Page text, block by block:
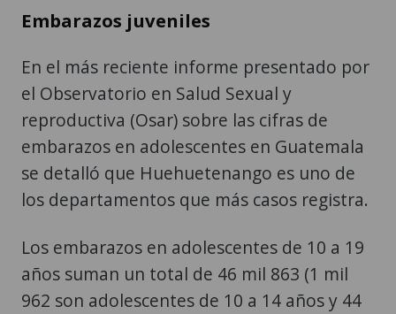
Embarazos juveniles
En el más reciente informe presentado por
el Observatorio en Salud Sexual y
reproductiva (Osar) sobre las cifras de
embarazos en adolescentes en Guatemala
se detalló que Huehuetenango es uno de
los departamentos que más casos registra.
Los embarazos en adolescentes de 10 a 19
años suman un total de 46 mil 863 (1 mil
962 son adolescentes de 10 a 14 años y 44